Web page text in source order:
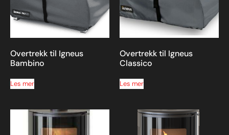
Overtrekk til Igneus
Bambino
Les mer
Overtrekk til Igneus
Classico
Les mer